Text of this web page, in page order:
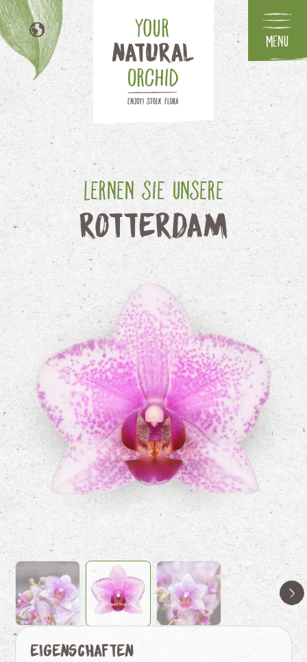
NL
EN
FR
IT
Menu
Lernen Sie unsere
Rotterdam
Eigenschaften